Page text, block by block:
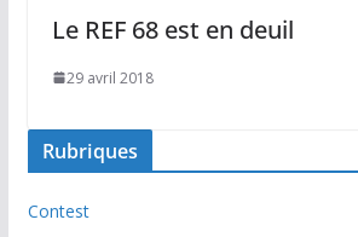
Le REF 68 est en deuil
29 avril 2018
Rubriques
Contest